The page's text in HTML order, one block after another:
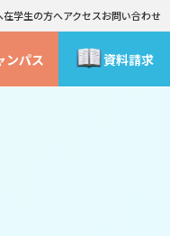
在学生の方へアクセスお問い合わせ
ンパス 資料請求